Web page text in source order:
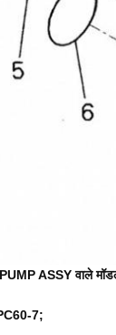
ASSY वाले
7;